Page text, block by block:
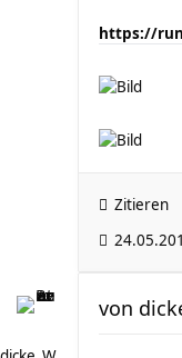
https://
Zitieren
von